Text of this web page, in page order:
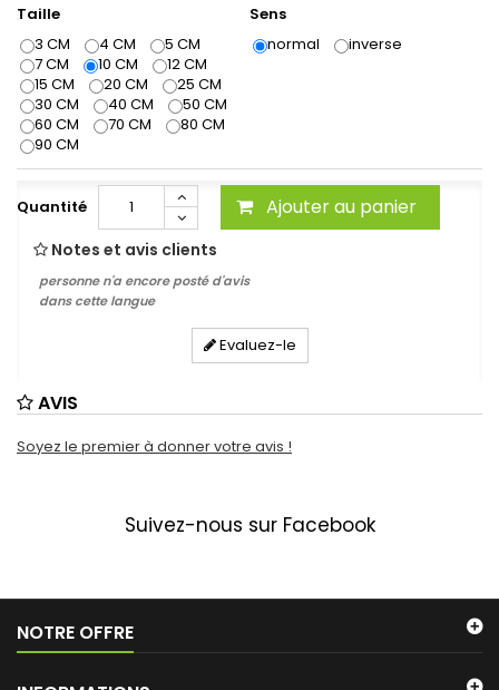
Taille
3 CM
4 CM
5 CM
7 CM
10 CM
12 CM
15 CM
20 CM
25 CM
30 CM
40 CM
50 CM
60 CM
70 CM
80 CM
90 CM
Sens
normal
inverse
Quantité Ajouter au panier
Notes et avis clients
personne n'a encore posté d'avis
dans cette langue
Evaluez-le
AVIS
Soyez le premier à donner votre avis !
Suivez-nous sur Facebook
NOTRE OFFRE